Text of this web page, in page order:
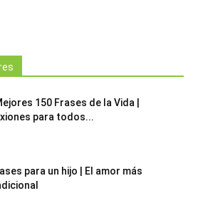
150 Frases de la Vida |
para todos...
para un hijo | El amor más